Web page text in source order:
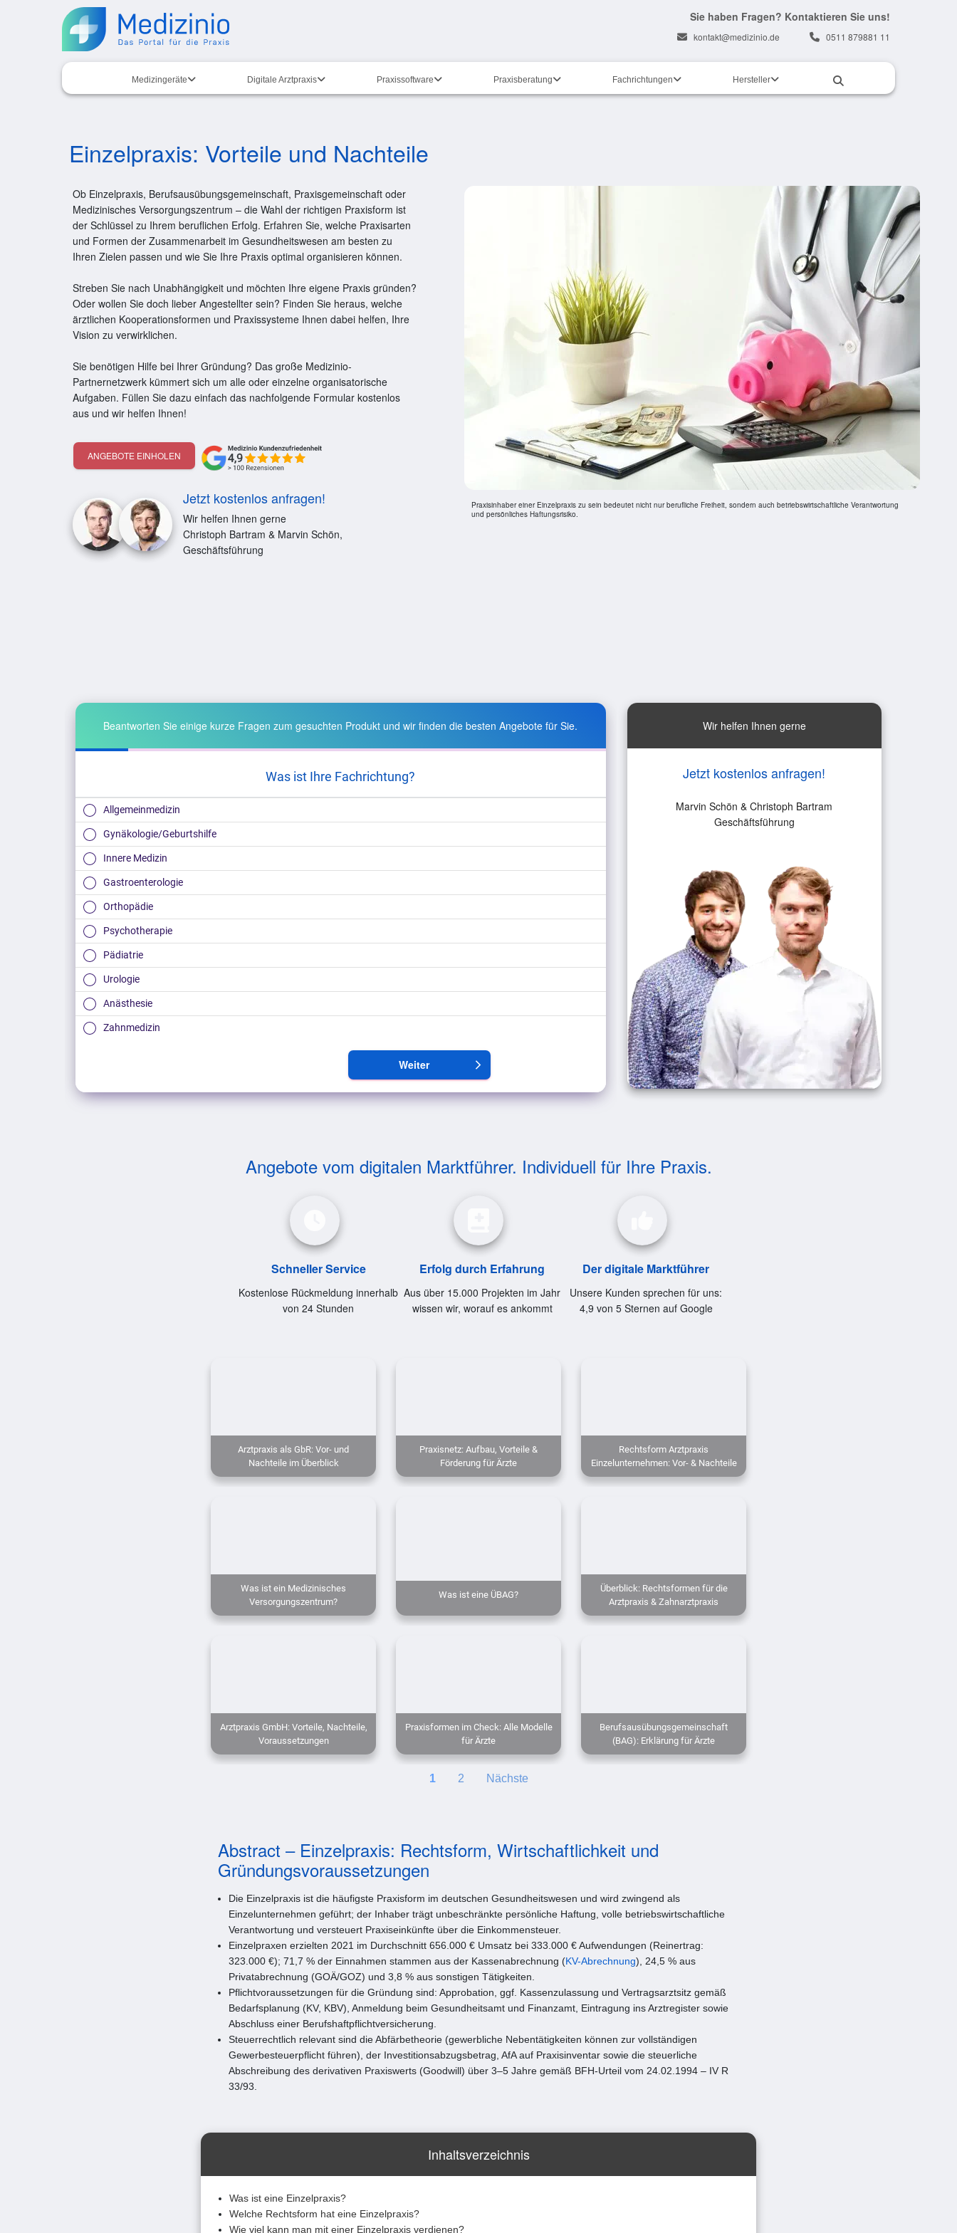
Sie haben Fragen? Kontaktieren Sie uns!
kontakt@medizinio.de 0511 879881 11
Medizingeräte Digitale Arztpraxis Praxissoftware Praxisberatung Fachrichtungen Hersteller
Einzelpraxis: Vorteile und Nachteile
Ob Einzelpraxis, Berufsausübungsgemeinschaft, Praxisgemeinschaft oder
Medizinisches Versorgungszentrum – die Wahl der richtigen Praxisform ist
der Schlüssel zu Ihrem beruflichen Erfolg. Erfahren Sie, welche Praxisarten
und Formen der Zusammenarbeit im Gesundheitswesen am besten zu
Ihren Zielen passen und wie Sie Ihre Praxis optimal organisieren können.
Streben Sie nach Unabhängigkeit und möchten Ihre eigene Praxis gründen?
Oder wollen Sie doch lieber Angestellter sein? Finden Sie heraus, welche
ärztlichen Kooperationsformen und Praxissysteme Ihnen dabei helfen, Ihre
Vision zu verwirklichen.
Sie benötigen Hilfe bei Ihrer Gründung? Das große Medizinio-
Partnernetzwerk kümmert sich um alle oder einzelne organisatorische
Aufgaben. Füllen Sie dazu einfach das nachfolgende Formular kostenlos
aus und wir helfen Ihnen!
ANGEBOTE EINHOLEN
Jetzt kostenlos anfragen!
Wir helfen Ihnen gerne
Christoph Bartram & Marvin Schön,
Geschäftsführung
Praxisinhaber einer Einzelpraxis zu sein bedeutet nicht nur berufliche Freiheit, sondern auch betriebswirtschaftliche Verantwortung
und persönliches Haftungsrisiko.
Beantworten Sie einige kurze Fragen zum gesuchten Produkt und wir finden die besten Angebote für Sie.
Was ist Ihre Fachrichtung?
Allgemeinmedizin
Gynäkologie/Geburtshilfe
Innere Medizin
Gastroenterologie
Orthopädie
Psychotherapie
Pädiatrie
Urologie
Anästhesie
Zahnmedizin
Weiter arrow_forward_ios
Wir helfen Ihnen gerne
Jetzt kostenlos anfragen!
Marvin Schön & Christoph Bartram
Geschäftsführung
Angebote vom digitalen Marktführer. Individuell für Ihre Praxis.
Schneller Service
Kostenlose Rückmeldung innerhalb
von 24 Stunden
Erfolg durch Erfahrung
Aus über 15.000 Projekten im Jahr
wissen wir, worauf es ankommt
Der digitale Marktführer
Unsere Kunden sprechen für uns:
4,9 von 5 Sternen auf Google
Arztpraxis als GbR: Vor- und
Nachteile im Überblick
Praxisnetz: Aufbau, Vorteile &
Förderung für Ärzte
Rechtsform Arztpraxis
Einzelunternehmen: Vor- & Nachteile
Was ist ein Medizinisches
Versorgungszentrum?
Was ist eine ÜBAG?
Überblick: Rechtsformen für die
Arztpraxis & Zahnarztpraxis
Arztpraxis GmbH: Vorteile, Nachteile,
Voraussetzungen
Praxisformen im Check: Alle Modelle
für Ärzte
Berufsausübungsgemeinschaft
(BAG): Erklärung für Ärzte
1 2 Nächste
Abstract – Einzelpraxis: Rechtsform, Wirtschaftlichkeit und
Gründungsvoraussetzungen
Die Einzelpraxis ist die häufigste Praxisform im deutschen Gesundheitswesen und wird zwingend als
Einzelunternehmen geführt; der Inhaber trägt unbeschränkte persönliche Haftung, volle betriebswirtschaftliche
Verantwortung und versteuert Praxiseinkünfte über die Einkommensteuer.
Einzelpraxen erzielten 2021 im Durchschnitt 656.000 € Umsatz bei 333.000 € Aufwendungen (Reinertrag:
323.000 €); 71,7 % der Einnahmen stammen aus der Kassenabrechnung (KV-Abrechnung), 24,5 % aus
Privatabrechnung (GOÄ/GOZ) und 3,8 % aus sonstigen Tätigkeiten.
Pflichtvoraussetzungen für die Gründung sind: Approbation, ggf. Kassenzulassung und Vertragsarztsitz gemäß
Bedarfsplanung (KV, KBV), Anmeldung beim Gesundheitsamt und Finanzamt, Eintragung ins Arztregister sowie
Abschluss einer Berufshaftpflichtversicherung.
Steuerrechtlich relevant sind die Abfärbetheorie (gewerbliche Nebentätigkeiten können zur vollständigen
Gewerbesteuerpflicht führen), der Investitionsabzugsbetrag, AfA auf Praxisinventar sowie die steuerliche
Abschreibung des derivativen Praxiswerts (Goodwill) über 3–5 Jahre gemäß BFH-Urteil vom 24.02.1994 – IV R
33/93.
Inhaltsverzeichnis
Was ist eine Einzelpraxis?
Welche Rechtsform hat eine Einzelpraxis?
Wie viel kann man mit einer Einzelpraxis verdienen?